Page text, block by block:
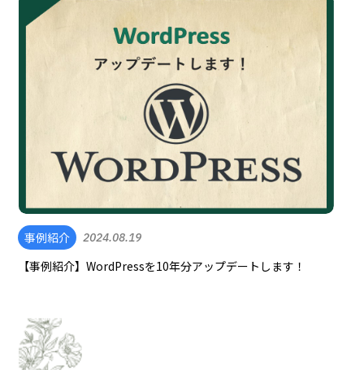
事例紹介 2024.08.19
【事例紹介】WordPressを10年分アップデートします！